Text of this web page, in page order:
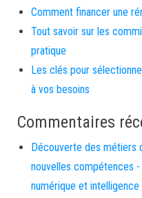
Comment financer une
Tout savoir sur les
pratique
Les clés pour
à vos besoins
Commentaires
Découverte des métiers
nouvelles compétences
numérique et